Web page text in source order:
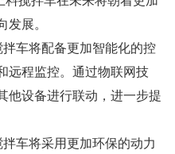
发展。
车将配备更加智能化的控
远程监控。通过物联网技
他设备进行联动，进一步提
车将采用更加环保的动力